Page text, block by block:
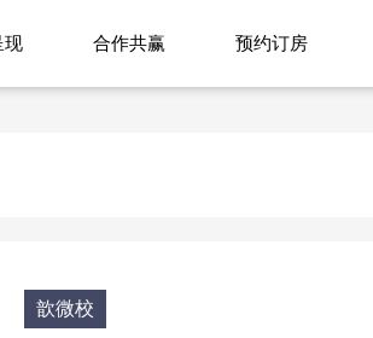
现 合作共赢 预约订房
歆微校